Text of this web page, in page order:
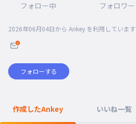
フォロー中 フォロワー
2026年06月04日から Ankey を利用しています
フォローする
作成したAnkey いいね一覧